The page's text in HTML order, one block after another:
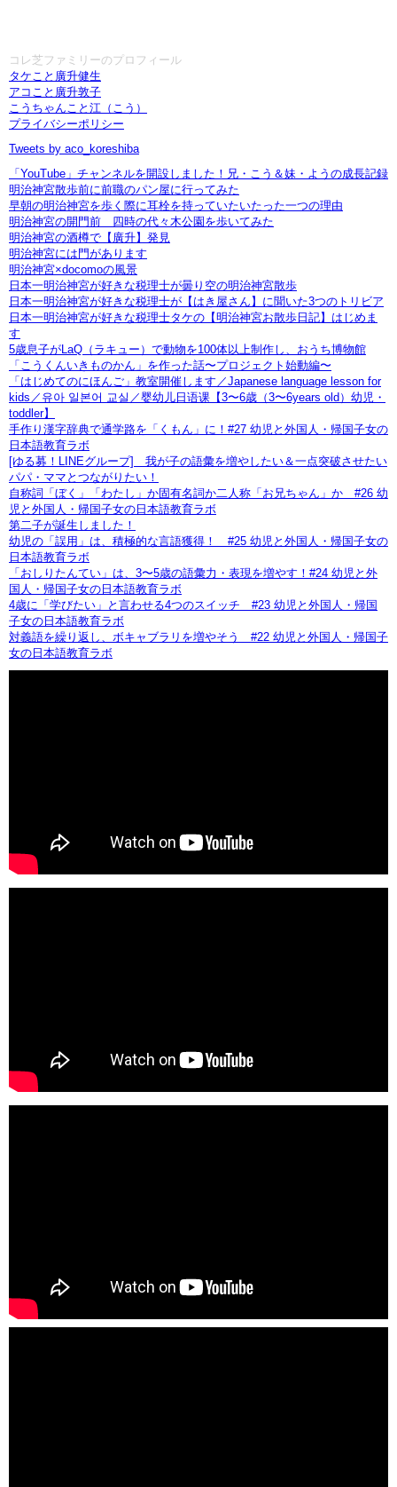
コレ芝ファミリーのプロフィール
タケこと廣升健生
アコこと廣升敦子
こうちゃんこと江（こう）
プライバシーポリシー
Tweets by aco_koreshiba
「YouTube」チャンネルを開設しました！兄・こう＆妹・ようの成長記録
明治神宮散歩前に前職のパン屋に行ってみた
早朝の明治神宮を歩く際に耳栓を持っていたいたった一つの理由
明治神宮の開門前 四時の代々木公園を歩いてみた
明治神宮の酒樽で【廣升】発見
明治神宮には門があります
明治神宮×docomoの風景
日本一明治神宮が好きな税理士が曇り空の明治神宮散歩
日本一明治神宮が好きな税理士が【はき屋さん】に聞いた3つのトリビア
日本一明治神宮が好きな税理士タケの【明治神宮お散歩日記】はじめま
す
5歳息子がLaQ（ラキュー）で動物を100体以上制作し、おうち博物館
「こうくんいきものかん」を作った話〜プロジェクト始動編〜
「はじめてのにほんご」教室開催します／Japanese language lesson for
kids／유아 일본어 교실／婴幼儿日语课【3〜6歳（3〜6years old）幼児・
toddler】
手作り漢字辞典で通学路を「くもん」に！#27 幼児と外国人・帰国子女の
日本語教育ラボ
[ゆる募！LINEグループ] 我が子の語彙を増やしたい＆一点突破させたい
パパ・ママとつながりたい！
自称詞「ぼく」「わたし」か固有名詞か二人称「お兄ちゃん」か #26 幼
児と外国人・帰国子女の日本語教育ラボ
第二子が誕生しました！
幼児の「誤用」は、積極的な言語獲得！ #25 幼児と外国人・帰国子女の
日本語教育ラボ
「おしりたんてい」は、3〜5歳の語彙力・表現を増やす！#24 幼児と外
国人・帰国子女の日本語教育ラボ
4歳に「学びたい」と言わせる4つのスイッチ #23 幼児と外国人・帰国
子女の日本語教育ラボ
対義語を繰り返し、ボキャブラリを増やそう #22 幼児と外国人・帰国子
女の日本語教育ラボ